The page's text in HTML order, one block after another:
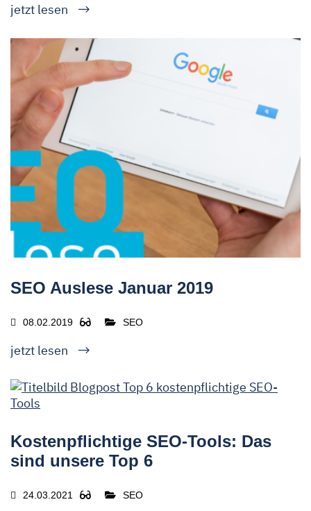
jetzt lesen
SEO Auslese Januar 2019
08.02.2019 SEO
jetzt lesen
Kostenpflichtige SEO-Tools: Das
sind unsere Top 6
24.03.2021 SEO